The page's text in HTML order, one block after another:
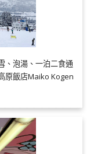
、泡湯、一泊二食通
原飯店Maiko Kogen